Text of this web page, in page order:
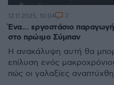
Ένα... εργοστάσιο
στο πρώιμο Σύμπαν
Η ανακάλυψη αυτή θα
επίλυση ενός
πώς οι γαλαξίες
12.11.2025, 10:04 2